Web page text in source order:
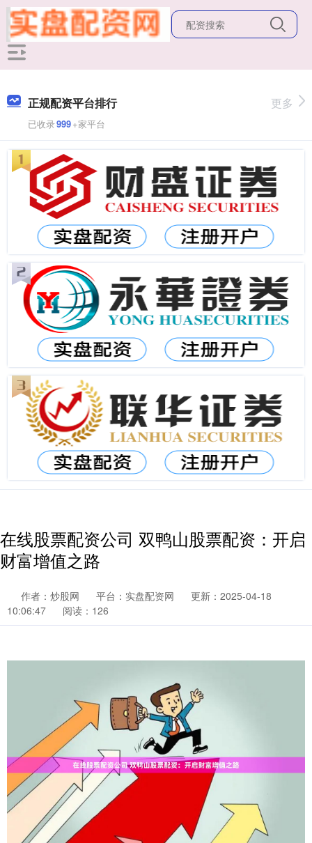
正规配资平台排行
已收录999+家平台
更多
在线股票配资公司 双鸭山股票配资：开启
财富增值之路
作者：炒股网 平台：实盘配资网
更新：2025-04-18
10:06:47
阅读：126